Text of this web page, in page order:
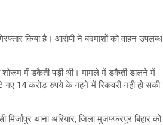
किया है। आरोपी ने बदमाशों को वाहन उपलब्ध
शोरूम में डकैती पड़ी थी। मामले में डकैती डालने में
गए 14 करोड़ रुपये के गहने में रिकवरी नही हो सकी
थाना अरियार, जिला मुजफ्फरपुर बिहार को